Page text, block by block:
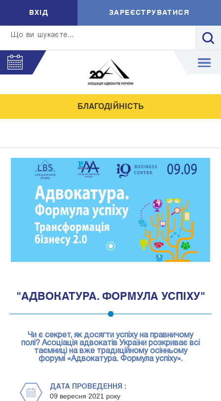
Що ви шукаєте...
ВXIД ЗАРЕЄСТРУВАТИСЯ
БЛАГОДІЙНІСТЬ
"АДВОКАТУРА. ФОРМУЛА УСПІХУ"
Чи є секрет, як досягти успіху на правничому
полі? Асоціація адвокатів України розкриває всі
таємниці на вже традиційному осінньому
форумі «Адвокатура. Формула успіху».
ДАТА ПРОВЕДЕННЯ :
09 вересня 2021 року